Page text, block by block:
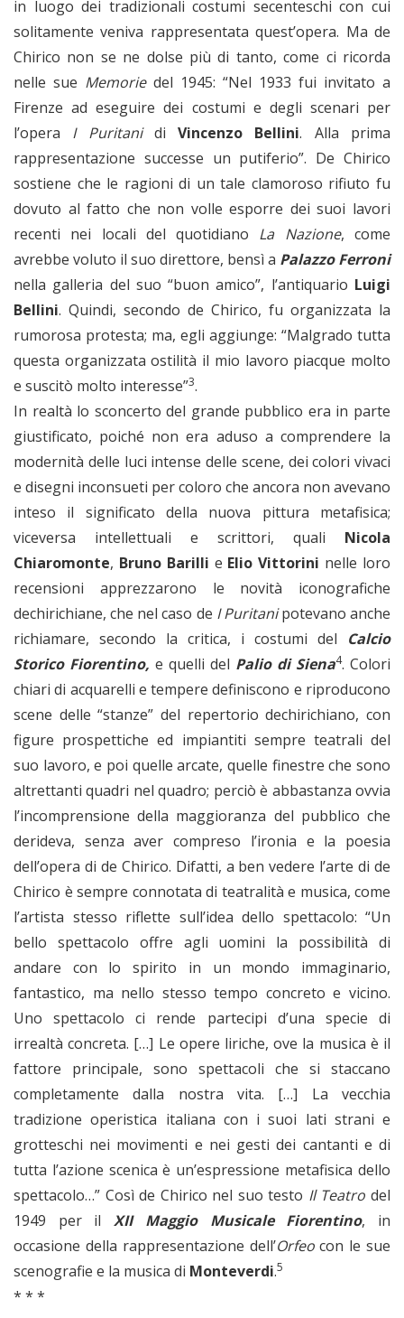
in luogo dei tradizionali costumi secenteschi con cui
solitamente veniva rappresentata quest’opera. Ma de
Chirico non se ne dolse più di tanto, come ci ricorda
nelle sue Memoriedel 1945: “Nel 1933 fui invitato a
Firenze ad eseguire dei costumi e degli scenari per
l’opera I PuritanidiVincenzo Bellini. Alla prima
rappresentazione successe un putiferio”. De Chirico
sostiene che le ragioni di un tale clamoroso rifiuto fu
dovuto al fatto che non volle esporre dei suoi lavori
recenti nei locali del quotidiano La Nazione, come
avrebbe voluto il suo direttore, bensì a Palazzo Ferroni
nella galleria del suo “buon amico”, l’antiquario Luigi
Bellini. Quindi, secondo de Chirico, fu organizzata la
rumorosa protesta; ma, egli aggiunge: “Malgrado tutta
questa organizzata ostilità il mio lavoro piacque molto
e suscitò molto interesse”3.
In realtà lo sconcerto del grande pubblico era in parte
giustificato, poiché non era aduso a comprendere la
modernità delle luci intense delle scene, dei colori vivaci
e disegni inconsueti per coloro che ancora non avevano
inteso il significato della nuova pittura metafisica;
viceversa intellettuali e scrittori, quali Nicola
Chiaromonte, Bruno Barilli e Elio Vittorini nelle loro
recensioni apprezzarono le novità iconografiche
dechirichiane, che nel caso de I Puritanipotevano anche
richiamare, secondo la critica, i costumi del Calcio
Storico Fiorentino, e quelli del Palio di Siena4. Colori
chiari di acquarelli e tempere definiscono e riproducono
scene delle “stanze” del repertorio dechirichiano, con
figure prospettiche ed impiantiti sempre teatrali del
suo lavoro, e poi quelle arcate, quelle finestre che sono
altrettanti quadri nel quadro; perciò è abbastanza ovvia
l’incomprensione della maggioranza del pubblico che
derideva, senza aver compreso l’ironia e la poesia
dell’opera di de Chirico. Difatti, a ben vedere l’arte di de
Chirico è sempre connotata di teatralità e musica, come
l’artista stesso riflette sull’idea dello spettacolo: “Un
bello spettacolo offre agli uomini la possibilità di
andare con lo spirito in un mondo immaginario,
fantastico, ma nello stesso tempo concreto e vicino.
Uno spettacolo ci rende partecipi d’una specie di
irrealtà concreta. […] Le opere liriche, ove la musica è il
fattore principale, sono spettacoli che si staccano
completamente dalla nostra vita. […] La vecchia
tradizione operistica italiana con i suoi lati strani e
grotteschi nei movimenti e nei gesti dei cantanti e di
tutta l’azione scenica è un’espressione metafisica dello
spettacolo…” Così de Chirico nel suo testo Il Teatro del
1949 per ilXII Maggio Musicale Fiorentino, in
occasione della rappresentazione dell’Orfeocon le sue
scenografie e la musica di Monteverdi.5
* * *